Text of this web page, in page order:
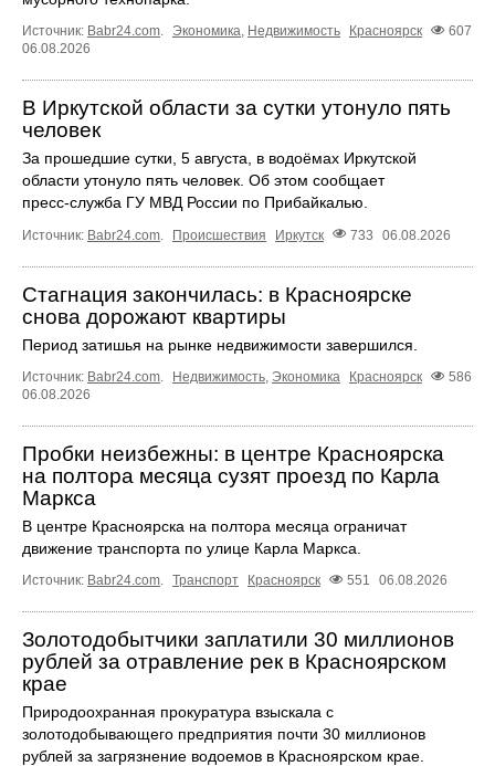
Источник: Babr24.com. Экономика, Недвижимость Красноярск
607
06.08.2026
В Иркутской области за сутки утонуло пять
человек
За прошедшие сутки, 5 августа, в водоёмах Иркутской
области утонуло пять человек. Об этом сообщает
пресс‑служба ГУ МВД России по Прибайкалью.
Источник: Babr24.com Происшествия Иркутск 733 06.08.2026
Стагнация закончилась: в Красноярске
снова дорожают квартиры
Период затишья на рынке недвижимости завершился.
Источник: Babr24.com Недвижимость Экономика Красноярск
586
06.08.2026
Пробки неизбежны: в центре Красноярска
на полтора месяца сузят проезд по Карла
Маркса
В центре Красноярска на полтора месяца ограничат
движение транспорта по улице Карла Маркса.
Источник: Babr24.com Транспорт Красноярск 551 06.08.2026
Золотодобытчики заплатили 30 миллионов
рублей за отравление рек в Красноярском
крае
Природоохранная прокуратура взыскала с
золотодобывающего предприятия почти 30 миллионов
рублей за загрязнение водоемов в Красноярском крае.